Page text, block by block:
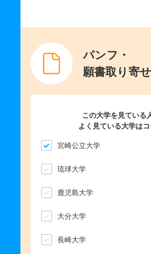
パンフ・
願書取り寄せ
この大学を見ている
よく見ている大学はコ
宮崎公立大学
琉球大学
鹿児島大学
大分大学
長崎大学